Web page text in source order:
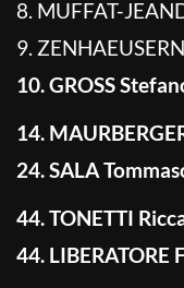
8. MUFFAT-
9.
10. GROSS
14.
24. SALA
44. TONETTI
44. LIBERATORE